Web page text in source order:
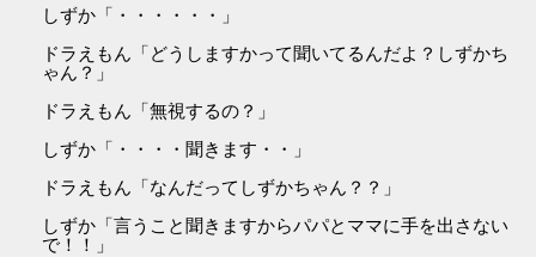
しずか「・・・・・・」
ドラえもん「どうしますかって聞いてるんだよ？しずかち
ゃん？」
ドラえもん「無視するの？」
しずか「・・・・聞きます・・」
ドラえもん「なんだってしずかちゃん？？」
しずか「言うこと聞きますからパパとママに手を出さない
で！！」